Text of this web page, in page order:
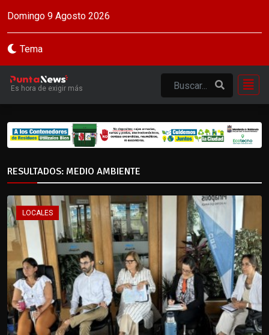
Domingo 9 Agosto 2026
Tema
Es hora de exigir más
RESULTADOS: MEDIO AMBIENTE
LOCALES